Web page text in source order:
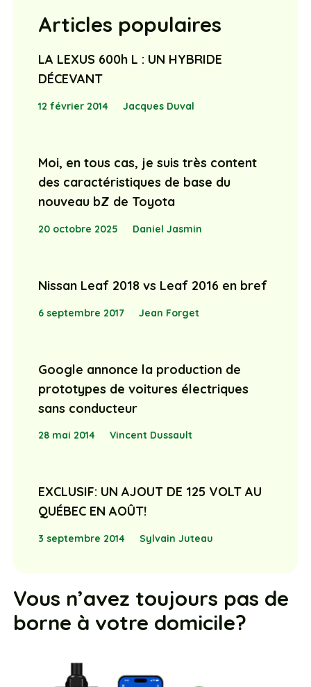
Articles populaires
LA LEXUS 600h L : UN HYBRIDE
DÉCEVANT
12 février 2014 Jacques Duval
Moi, en tous cas, je suis très content
des caractéristiques de base du
nouveau bZ de Toyota
20 octobre 2025 Daniel Jasmin
Nissan Leaf 2018 vs Leaf 2016 en bref
6 septembre 2017 Jean Forget
Google annonce la production de
prototypes de voitures électriques
sans conducteur
28 mai 2014 Vincent Dussault
EXCLUSIF: UN AJOUT DE 125 VOLT AU
QUÉBEC EN AOÛT!
3 septembre 2014 Sylvain Juteau
Vous n’avez toujours pas de
borne à votre domicile?